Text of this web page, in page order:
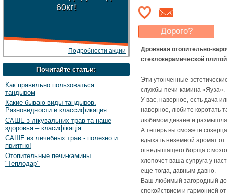
60кг!
Подробности акции
Почитайте статьи:
Как правильно пользоваться
тандыром
Какие бываю виды тандыров.
Разновидности и классификация.
САШЕ з лікувальних трав та наше
здоровья – класифікація
САШЕ из лечебных трав - полезно и
приятно!
Отопительные печи-камины
"Теплодар"
Дорого?
Какая ценамогла бы
Васустроить?
Дровяная отопительно-
стеклокерамической
Эти утонченные
службы печи-камина «Яуза».
У вас, наверное, есть дача
наверное, любите коротать
любимом диване и
А теперь вы сможете
вдыхать неземной аромат
огнедышащего борща с
хлопочет ваша супруга у
еще тогда, давным-давно.
Ваш любимый загородный
спокойствием и гармонией